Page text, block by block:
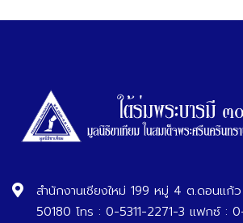
สำนักงานเชียงใหม่ 199 หมู่ 4 ต.ดอนแก้ว
50180 โทร : 0-5311-2271-3 แฟกซ์ :